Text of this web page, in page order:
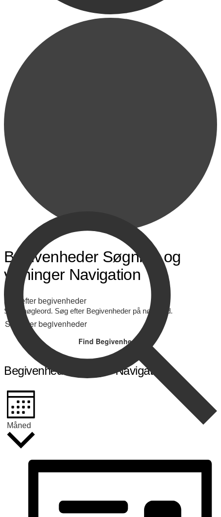
Begivenheder
Begivenheder Søgning og
visninger Navigation
Søg efter begivenheder
Skriv nøgleord. Søg efter Begivenheder på nøgleord.
Find Begivenheder
Begivenhed Visninger Navigation
Måned